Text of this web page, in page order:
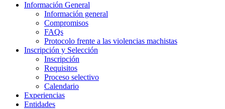
Información General
Información general
Compromisos
FAQs
Protocolo frente a las violencias machistas
Inscripción y Selección
Inscripción
Requisitos
Proceso selectivo
Calendario
Experiencias
Entidades